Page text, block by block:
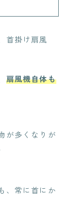
首掛け扇風
扇風機自体も
が多くなりが
、常に首にか